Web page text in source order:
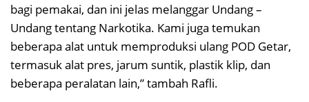
bagi pemakai, dan ini jelas melanggar Undang –
Undang tentang Narkotika. Kami juga temukan
beberapa alat untuk memproduksi ulang POD Getar,
termasuk alat pres, jarum suntik, plastik klip, dan
beberapa peralatan lain,” tambah Rafli.